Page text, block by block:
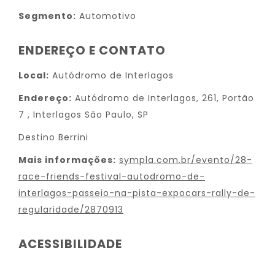
Segmento: Automotivo
ENDEREÇO E CONTATO
Local: Autódromo de Interlagos
Endereço: Autódromo de Interlagos, 261, Portão
7 , Interlagos São Paulo, SP
Destino Berrini
Mais informações: sympla.com.br/evento/28-
race-friends-festival-autodromo-de-
interlagos-passeio-na-pista-expocars-rally-de-
regularidade/2870913
ACESSIBILIDADE